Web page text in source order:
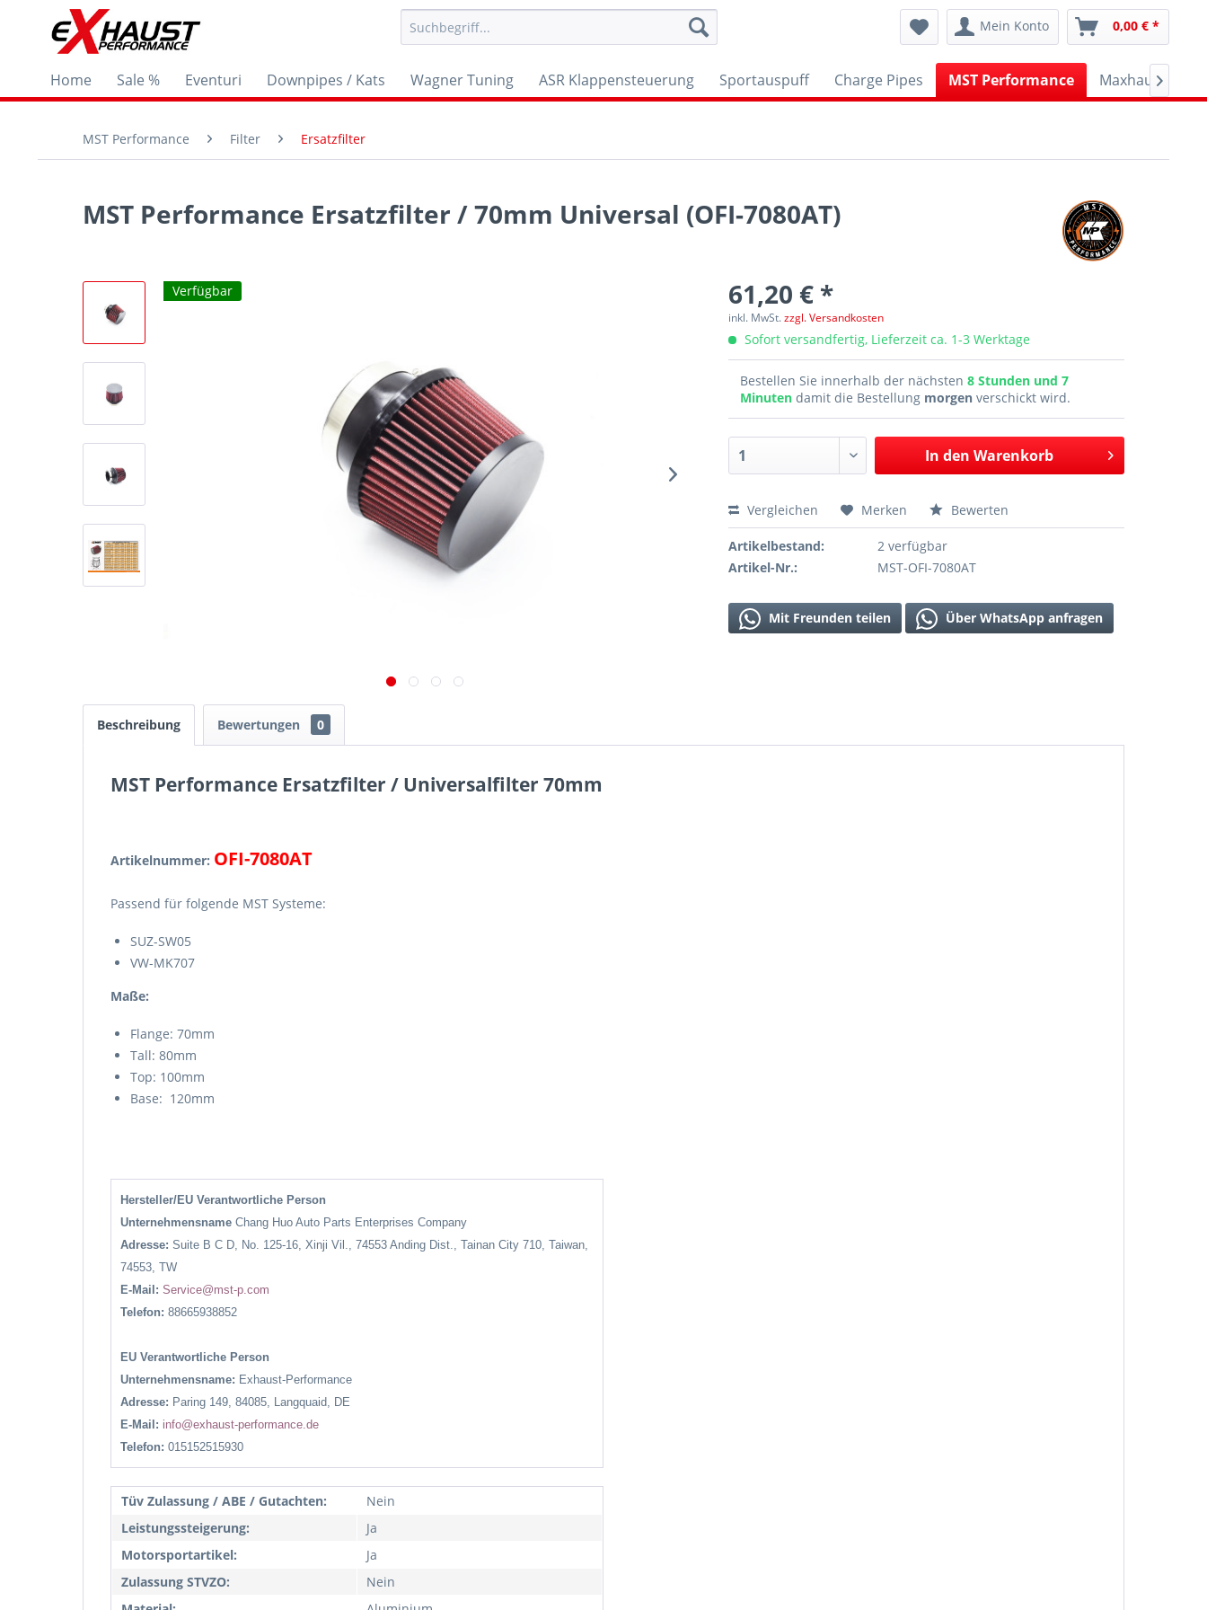
Mein Konto 0,00 € *
Home Sale % Eventuri Downpipes / Kats Wagner Tuning ASR Klappensteuerung Sportauspuff Charge Pipes MST Performance Maxhaust

MST Performance Filter Ersatzfilter
MST Performance Ersatzfilter / 70mm Universal (OFI-7080AT)
Verfügbar 61,20 € *
inkl. MwSt.zzgl. Versandkosten
Sofort versandfertig, Lieferzeit ca. 1-3 Werktage
Bestellen Sie innerhalb der nächsten8 Stunden und 7
Minutendamit die Bestellung morgen verschickt wird.
In den Warenkorb
Vergleichen Merken Bewerten
Artikelbestand:
2 verfügbar
Artikel-Nr.:
MST-OFI-7080AT
Mit Freunden teilen Über WhatsApp anfragen
Beschreibung Bewertungen 0
MST Performance Ersatzfilter / Universalfilter 70mm
Artikelnummer: OFI-7080AT
Passend für folgende MST Systeme:
SUZ-SW05
VW-MK707
Maße:
Flange: 70mm
Tall: 80mm
Top: 100mm
Base: 120mm
Hersteller/EU Verantwortliche Person
Unternehmensname Chang Huo Auto Parts Enterprises Company
Adresse: Suite B C D, No. 125-16, Xinji Vil., 74553 Anding Dist., Tainan City 710, Taiwan,
74553, TW
E-Mail: Service@mst-p.com
Telefon: 88665938852
EU Verantwortliche Person
Unternehmensname: Exhaust-Performance
Adresse: Paring 149, 84085, Langquaid, DE
E-Mail: info@exhaust-performance.de
Telefon: 015152515930
Tüv Zulassung / ABE / Gutachten:
Nein
Leistungssteigerung:
Ja
Motorsportartikel:
Ja
Zulassung STVZO:
Nein